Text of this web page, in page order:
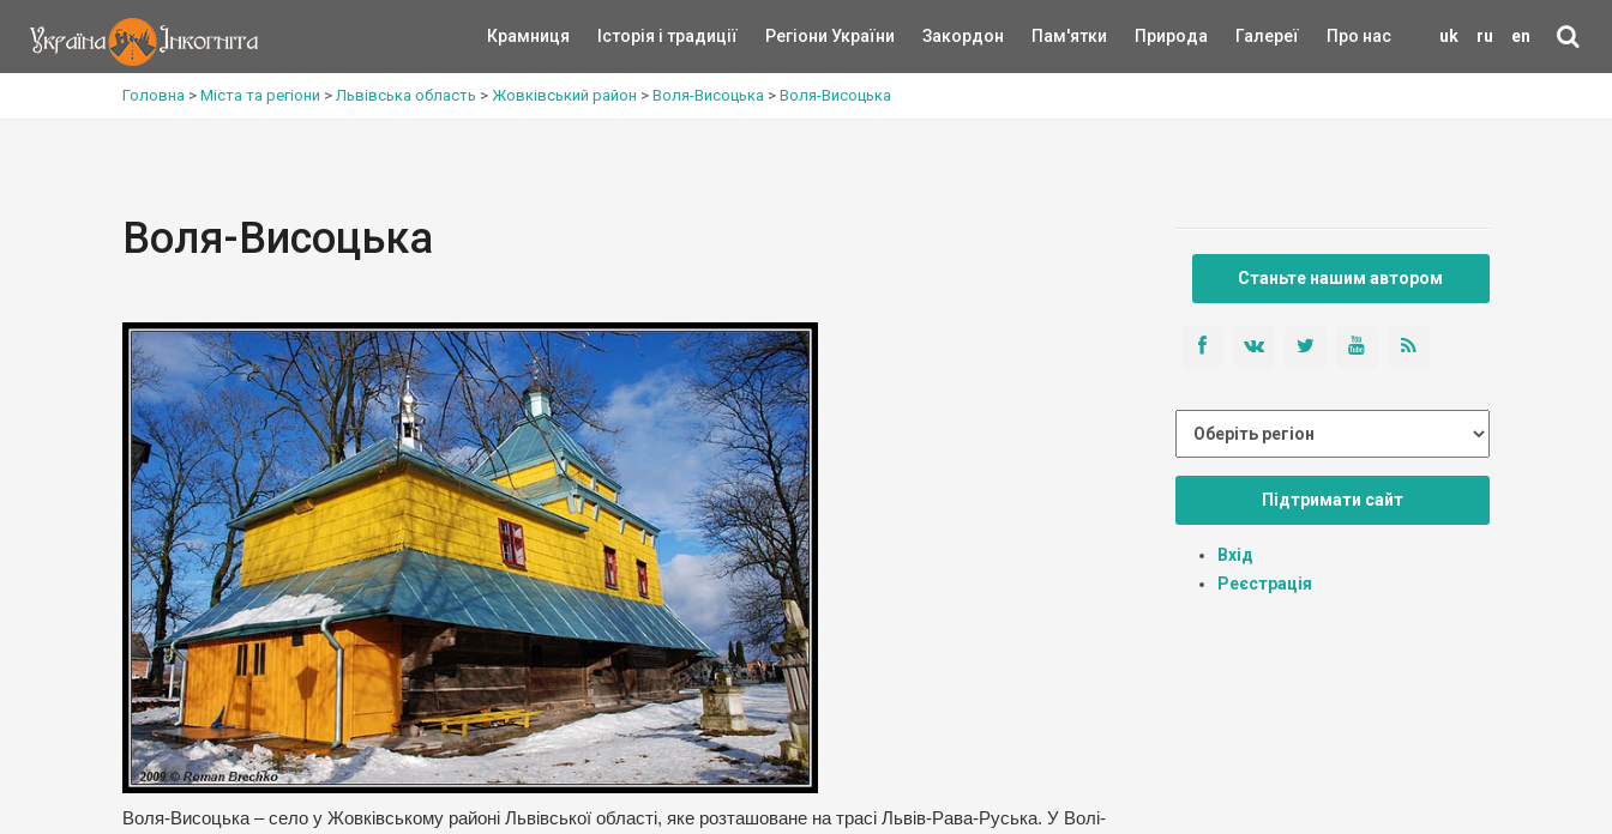
uk ru en
Крамниця Історія і традиції Регіони України Закордон Пам'ятки Природа Галереї Про нас
Головна > Міста та регіони >Львівська область > Жовківський район > Воля-Висоцька > Воля-Висоцька
Воля-Висоцька
Воля-Висоцька – село у Жовківському районі Львівської області, яке розташоване на трасі Львів-Рава-Руська. У Волі-
Станьте нашим автором
Підтримати сайт
Вхід
Реєстрація